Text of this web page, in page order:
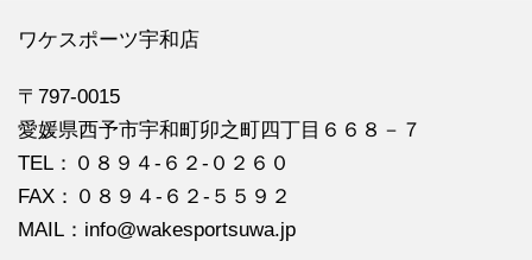
ワケスポーツ宇和店
〒797-0015
愛媛県西予市宇和町卯之町四丁目６６８－７
TEL：０８９４‐６２‐０２６０
FAX：０８９４‐６２‐５５９２
MAIL：info@wakesportsuwa.jp